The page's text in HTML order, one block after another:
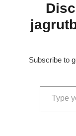
Subscribe to
Type your email…